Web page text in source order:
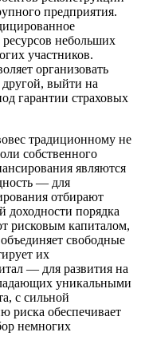
предприятия.
небольших
участников.
организовать
другой, выйти на
гарантии страховых
традиционному не
собственного
являются
— для
отбирают
доходности порядка
рисковым капиталом,
свободные
их
— для развития на
уникальными
с сильной
риска обеспечивает
немногих